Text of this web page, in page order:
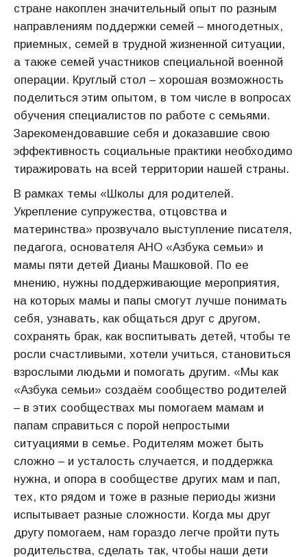
стране накоплен значительный опыт по разным
направлениям поддержки семей – многодетных,
приемных, семей в трудной жизненной ситуации,
а также семей участников специальной военной
операции. Круглый стол – хорошая возможность
поделиться этим опытом, в том числе в вопросах
обучения специалистов по работе с семьями.
Зарекомендовавшие себя и доказавшие свою
эффективность социальные практики необходимо
тиражировать на всей территории нашей страны.
В рамках темы «Школы для родителей.
Укрепление супружества, отцовства и
материнства» прозвучало выступление писателя,
педагога, основателя АНО «Азбука семьи» и
мамы пяти детей Дианы Машковой. По ее
мнению, нужны поддерживающие мероприятия,
на которых мамы и папы смогут лучше понимать
себя, узнавать, как общаться друг с другом,
сохранять брак, как воспитывать детей, чтобы те
росли счастливыми, хотели учиться, становиться
взрослыми людьми и помогать другим. «Мы как
«Азбука семьи» создаём сообщество родителей
– в этих сообществах мы помогаем мамам и
папам справиться с порой непростыми
ситуациями в семье. Родителям может быть
сложно – и усталость случается, и поддержка
нужна, и опора в сообществе других мам и пап,
тех, кто рядом и тоже в разные периоды жизни
испытывает разные сложности. Когда мы друг
другу помогаем, нам гораздо легче пройти путь
родительства, сделать так, чтобы наши дети